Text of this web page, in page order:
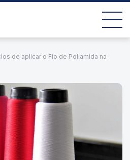
de aplicar o Fio de Poliamida na